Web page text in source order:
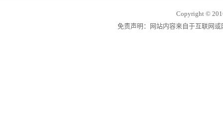
Copyright ©
免责声明：网站内容来自于互联网